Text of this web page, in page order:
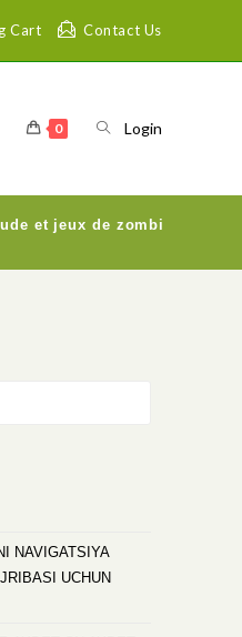
Cart Contact Us
Login
0
et jeux de zombies
NAVIGATSIYA
UCHUN